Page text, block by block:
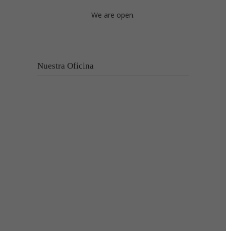
We are open.
Nuestra Oficina